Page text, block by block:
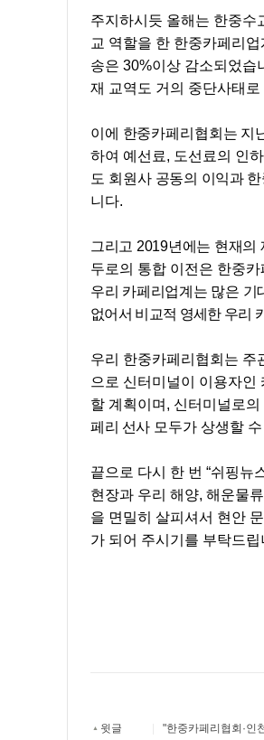
주지하시듯 올해는 한중수
교 역할을 한 한중카페리
송은 30%이상 감소되었습
재 교역도 거의 중단사태
이에 한중카페리협회는 지
하여 예선료, 도선료의 인
도 회원사 공동의 이익과
니다.
그리고 2019년에는 현재의
두로의 통합 이전은 한중
우리 카페리업계는 많은 기
없어서 비교적 영세한 우리
우리 한중카페리협회는 주
으로 신터미널이 이용자
할 계획이며 , 신터미널로
페리 선사 모두가 상생할
끝으로 다시 한 번 “쉬핑뉴
현장과 우리 해양, 해운물
을 면밀히 살피셔서 현안
가 되어 주시기를 부탁드립
▲ 윗글 "한중카페리협회·인